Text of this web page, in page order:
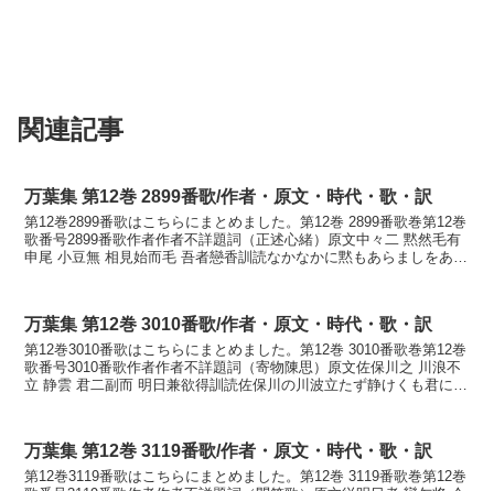
関連記事
万葉集 第12巻 2899番歌/作者・原文・時代・歌・訳
第12巻2899番歌はこちらにまとめました。第12巻 2899番歌巻第12巻
歌番号2899番歌作者作者不詳題詞（正述心緒）原文中々二 黙然毛有
申尾 小豆無 相見始而毛 吾者戀香訓読なかなかに黙もあらましをあづ
万葉集 第12巻 3010番歌/作者・原文・時代・歌・訳
第12巻3010番歌はこちらにまとめました。第12巻 3010番歌巻第12巻
歌番号3010番歌作者作者不詳題詞（寄物陳思）原文佐保川之 川浪不
立 静雲 君二副而 明日兼欲得訓読佐保川の川波立たず静けくも君にた
万葉集 第12巻 3119番歌/作者・原文・時代・歌・訳
第12巻3119番歌はこちらにまとめました。第12巻 3119番歌巻第12巻